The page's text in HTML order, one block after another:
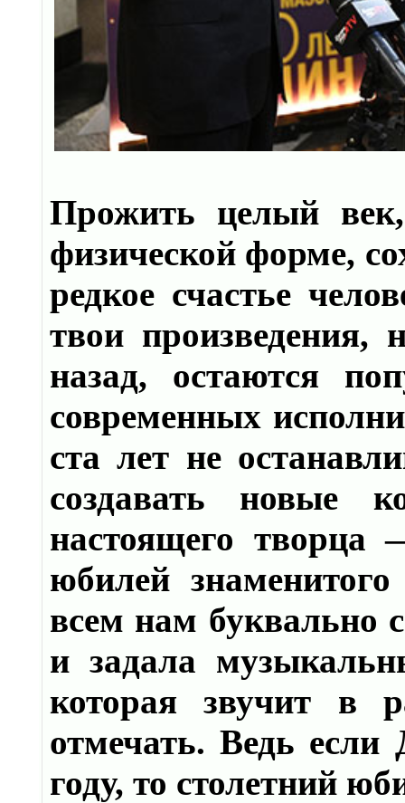
Прожить целый
физической форме,
редкое счастье
твои произведения,
назад, остаются
современных
ста лет не
создавать новые
настоящего творца
юбилей
всем нам буквально
и задала
которая звучит в
отмечать. Ведь
году, то столетний